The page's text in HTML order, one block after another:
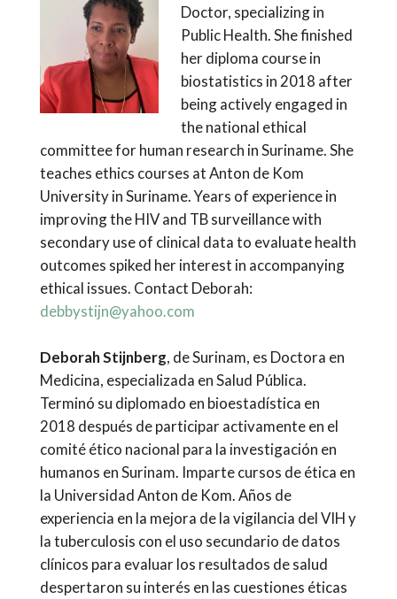
Doctor, specializing in
Public Health. She finished
her diploma course in
biostatistics in 2018 after
being actively engaged in
the national ethical
committee for human research in Suriname. She
teaches ethics courses at Anton de Kom
University in Suriname. Years of experience in
improving the HIV and TB surveillance with
secondary use of clinical data to evaluate health
outcomes spiked her interest in accompanying
ethical issues. Contact Deborah:
debbystijn@yahoo.com
Deborah Stijnberg, de Surinam, es Doctora en
Medicina, especializada en Salud Pública.
Terminó su diplomado en bioestadística en
2018 después de participar activamente en el
comité ético nacional para la investigación en
humanos en Surinam. Imparte cursos de ética en
la Universidad Anton de Kom. Años de
experiencia en la mejora de la vigilancia del VIH y
la tuberculosis con el uso secundario de datos
clínicos para evaluar los resultados de salud
despertaron su interés en las cuestiones éticas